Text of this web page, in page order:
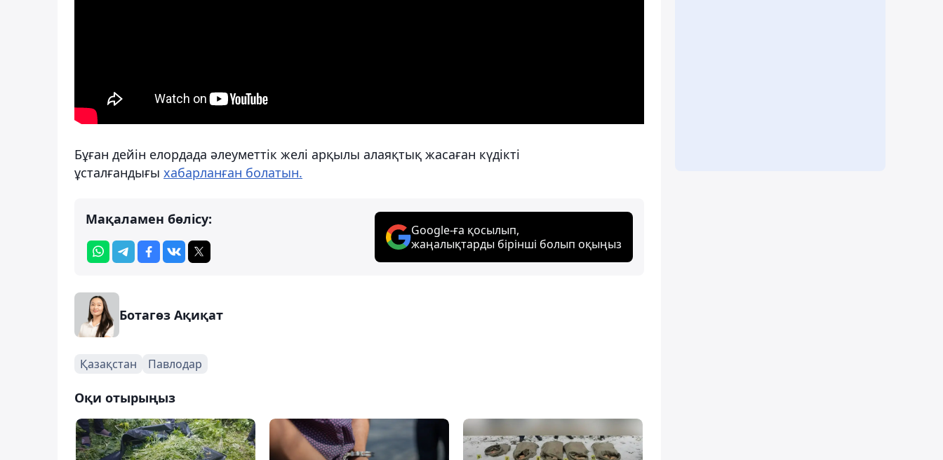
Бұған дейін елордада әлеуметтік желі арқылы алаяқтық жасаған күдікті
ұсталғандығы хабарланған болатын.
Мақаламен бөлісу:
Google-ға қосылып,
жаңалықтарды бірінші болып оқыңыз
Ботагөз Ақиқат
Қазақстан Павлодар
Оқи отырыңыз